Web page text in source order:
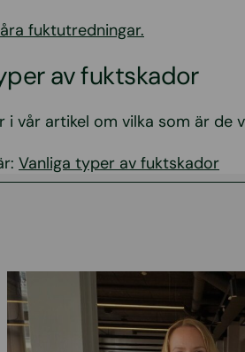
fuktutredningar.
av fuktskador
i vår artikel om vilka som är de
Vanliga typer av fuktskador